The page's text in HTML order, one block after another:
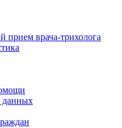
прием врача-трихолога
данных